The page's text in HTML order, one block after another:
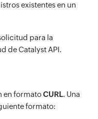
existentes en un
para la
de Catalyst API.
en formatoCURL. Una
formato: